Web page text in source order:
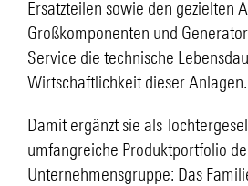
Ersatzteilen sowie den gezielten
Großkomponenten und
Service die technische
Wirtschaftlichkeit dieser Anlagen.
Damit ergänzt sie als
umfangreiche Produktportfolio
Unternehmensgruppe: Das